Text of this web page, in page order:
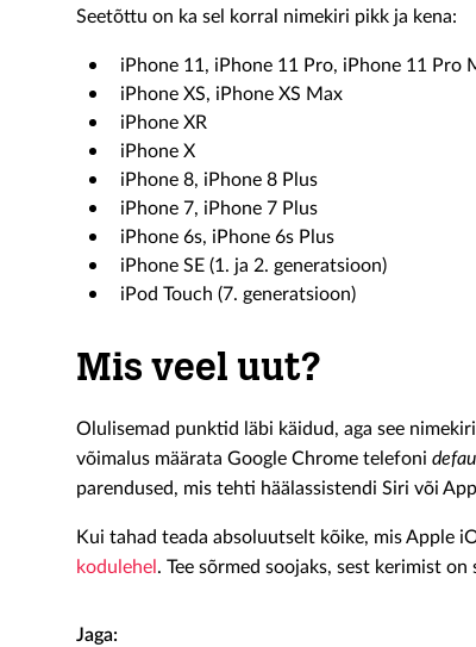
Seetõttu on ka sel korral nimekiri pikk ja kena:
iPhone 11, iPhone 11 Pro, iPhone 11 Pro
iPhone XS, iPhone XS Max
iPhone XR
iPhone X
iPhone 8, iPhone 8 Plus
iPhone 7, iPhone 7 Plus
iPhone 6s, iPhone 6s Plus
iPhone SE (1. ja 2. generatsioon)
iPod Touch (7. generatsioon)
Mis veel uut?
Olulisemad punktid läbi käidud, aga see
võimalus määrata Google Chrome telefoni
parendused, mis tehti häälassistendi Siri või
Kui tahad teada absoluutselt kõike, mis Apple
kodulehel . Tee sõrmed soojaks, sest kerimist on
Jaga: